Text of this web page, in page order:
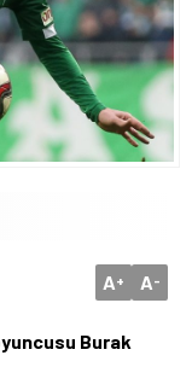
A+ A-
Burak